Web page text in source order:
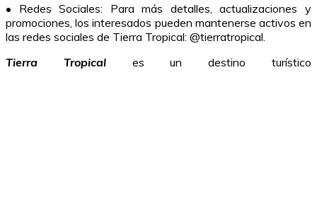
• Redes Sociales: Para más detalles, actualizaciones y
promociones, los interesados pueden mantenerse activos en
las redes sociales de Tierra Tropical: @tierratropical.
Tierra Tropical
es un destino turístico